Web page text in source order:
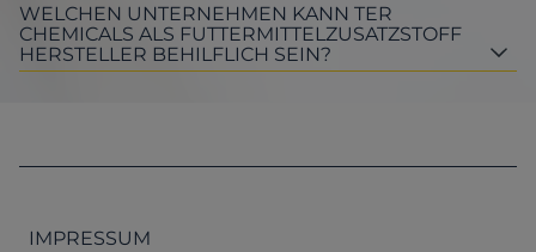
WELCHEN UNTERNEHMEN KANN TER
CHEMICALS ALS FUTTERMITTELZUSATZSTOFF
HERSTELLER BEHILFLICH SEIN?
IMPRESSUM